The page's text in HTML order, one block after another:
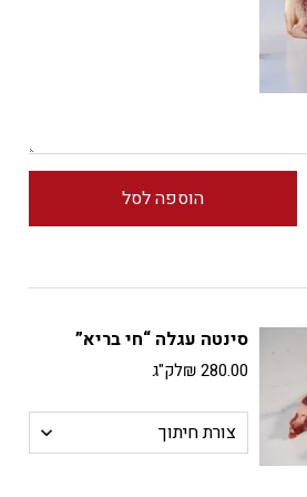
הוספה לסל
סינטה עגלה “חי בריא”
₪280.00 לק"ג